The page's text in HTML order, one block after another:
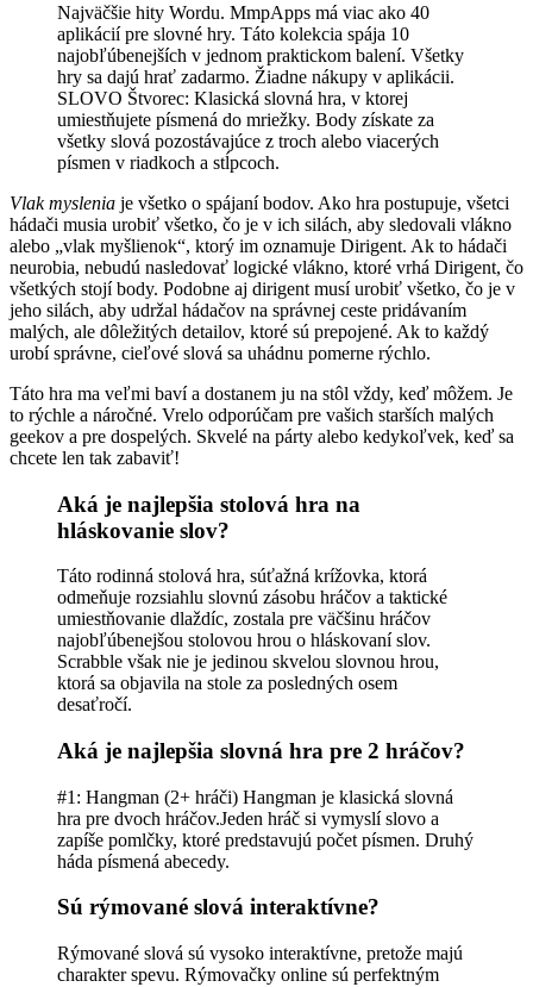
Najväčšie hity Wordu. MmpApps má viac ako 40
aplikácií pre slovné hry. Táto kolekcia spája 10
najobľúbenejších v jednom praktickom balení. Všetky
hry sa dajú hrať zadarmo. Žiadne nákupy v aplikácii.
SLOVO Štvorec: Klasická slovná hra, v ktorej
umiestňujete písmená do mriežky. Body získate za
všetky slová pozostávajúce z troch alebo viacerých
písmen v riadkoch a stĺpcoch.
Vlak myslenia je všetko o spájaní bodov. Ako hra postupuje, všetci
hádači musia urobiť všetko, čo je v ich silách, aby sledovali vlákno
alebo „vlak myšlienok“, ktorý im oznamuje Dirigent. Ak to hádači
neurobia, nebudú nasledovať logické vlákno, ktoré vrhá Dirigent, čo
všetkých stojí body. Podobne aj dirigent musí urobiť všetko, čo je v
jeho silách, aby udržal hádačov na správnej ceste pridávaním
malých, ale dôležitých detailov, ktoré sú prepojené. Ak to každý
urobí správne, cieľové slová sa uhádnu pomerne rýchlo.
Táto hra ma veľmi baví a dostanem ju na stôl vždy, keď môžem. Je
to rýchle a náročné. Vrelo odporúčam pre vašich starších malých
geekov a pre dospelých. Skvelé na párty alebo kedykoľvek, keď sa
chcete len tak zabaviť!
Aká je najlepšia stolová hra na
hláskovanie slov?
Táto rodinná stolová hra, súťažná krížovka, ktorá
odmeňuje rozsiahlu slovnú zásobu hráčov a taktické
umiestňovanie dlaždíc, zostala pre väčšinu hráčov
najobľúbenejšou stolovou hrou o hláskovaní slov.
Scrabble však nie je jedinou skvelou slovnou hrou,
ktorá sa objavila na stole za posledných osem
desaťročí.
Aká je najlepšia slovná hra pre 2 hráčov?
#1: Hangman (2+ hráči) Hangman je klasická slovná
hra pre dvoch hráčov.Jeden hráč si vymyslí slovo a
zapíše pomlčky, ktoré predstavujú počet písmen. Druhý
háda písmená abecedy.
Sú rýmované slová interaktívne?
Rýmované slová sú vysoko interaktívne, pretože majú
charakter spevu. Rýmovačky online sú perfektným